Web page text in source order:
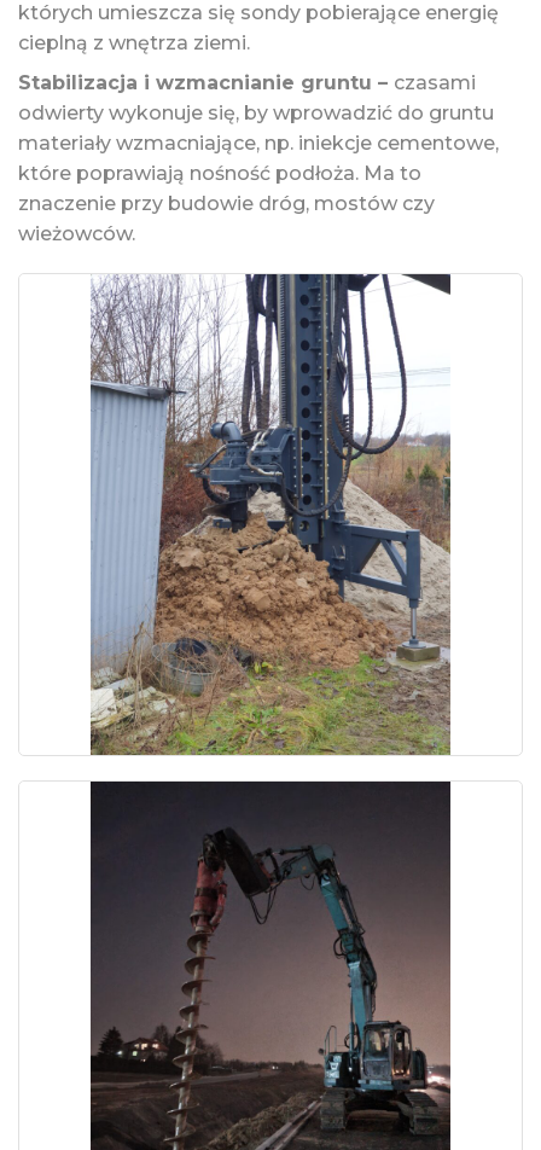
których umieszcza się sondy pobierające energię
cieplną z wnętrza ziemi.
Stabilizacja i wzmacnianie gruntu – czasami
odwierty wykonuje się, by wprowadzić do gruntu
materiały wzmacniające, np. iniekcje cementowe,
które poprawiają nośność podłoża. Ma to
znaczenie przy budowie dróg, mostów czy
wieżowców.